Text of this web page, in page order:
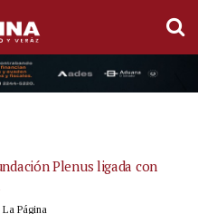
Plenus ligada con
Página